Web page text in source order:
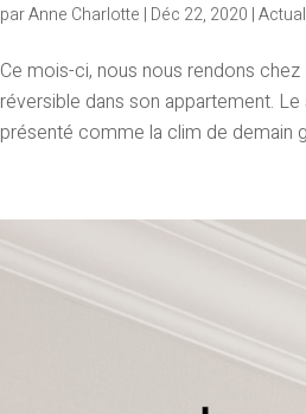
parAnne Charlotte | Déc 22, 2020 |
Ce mois-ci, nous nous rendons
réversible dans son appartement.
présenté comme la clim de demain